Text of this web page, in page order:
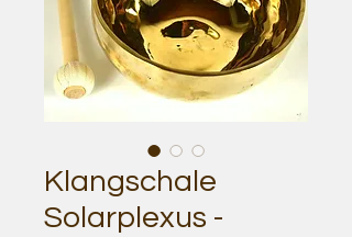
Klangschale
Solarplexus -